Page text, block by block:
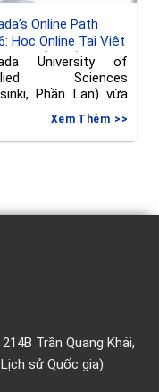
Online Path
Học Online Tại Việt
Chuyển Tiếp Sang
Lan, hạn đăng ký
06/2026
University of
Sciences
Phần Lan) vừa
Xem Thêm
Trần Quang Khải,
sử Quốc gia)